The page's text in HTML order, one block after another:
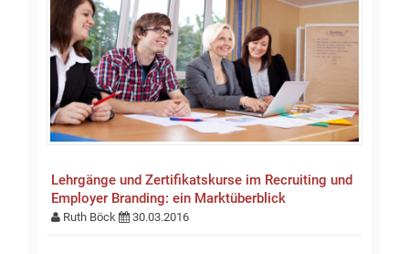
Lehrgänge und Zertifikatskurse im Recruiting und
Employer Branding: ein Marktüberblick
Ruth Böck 30.03.2016